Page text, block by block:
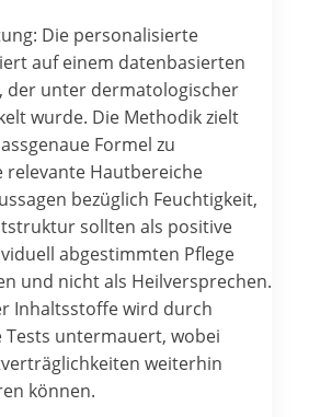
Die personalisierte
auf einem datenbasierten
der unter dermatologischer
wurde. Die Methodik zielt
Formel zu
relevante Hautbereiche
bezüglich Feuchtigkeit,
sollten als positive
abgestimmten Pflege
und nicht als Heilversprechen.
Inhaltsstoffe wird durch
untermauert, wobei
weiterhin
können.